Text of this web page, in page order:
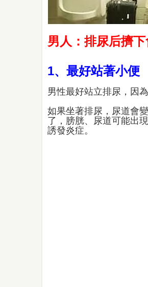
男人：排尿后擠
1、最好站著小便
男性最好站立排尿，因
如果坐著排尿，尿道會
了，膀胱、尿道可能出
誘發炎症。